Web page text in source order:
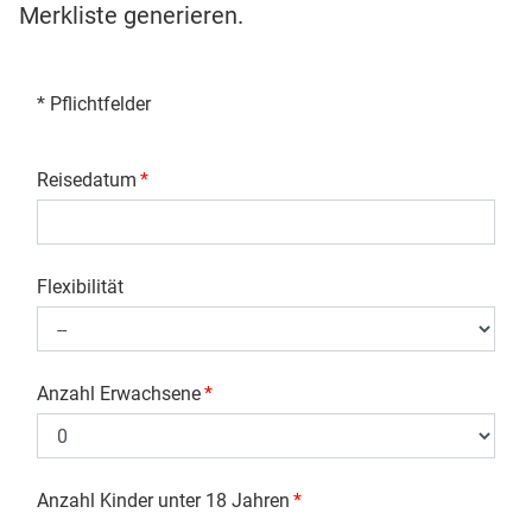
Merkliste generieren.
* Pflichtfelder
Reisedatum *
Flexibilität
Anzahl Erwachsene*
Anzahl Kinder unter 18 Jahren *